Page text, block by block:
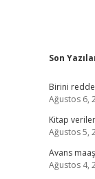
Son
Birini
Ağustos 6,
Kitap
Ağustos 5,
Avans
Ağustos 4,
ilbet